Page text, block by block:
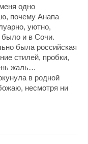
одно
почему Анапа
уютно,
было и в Сочи.
была российская
стилей, пробки,
жаль…
в родной
несмотря ни